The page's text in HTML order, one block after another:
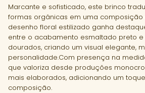
Marcante e sofisticado, este brinco
formas orgânicas em uma composição
desenho floral estilizado ganha
entre o acabamento esmaltado preto e
dourados, criando um visual elegante,
personalidade.Com presença na
que valoriza desde produções
mais elaborados, adicionando um
composição.